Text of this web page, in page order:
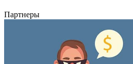
Партнеры